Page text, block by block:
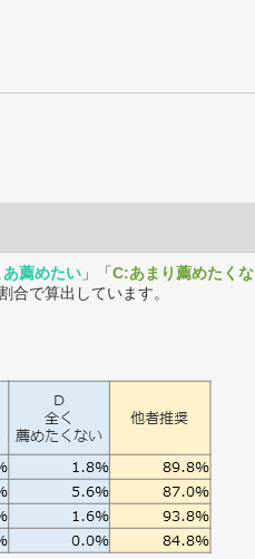
薦めたい 」「C:あまり薦めたくな
合で算出しています。